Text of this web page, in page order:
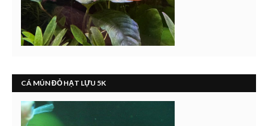
CÁ MÚN ĐỎ HẠT LỰU 5K